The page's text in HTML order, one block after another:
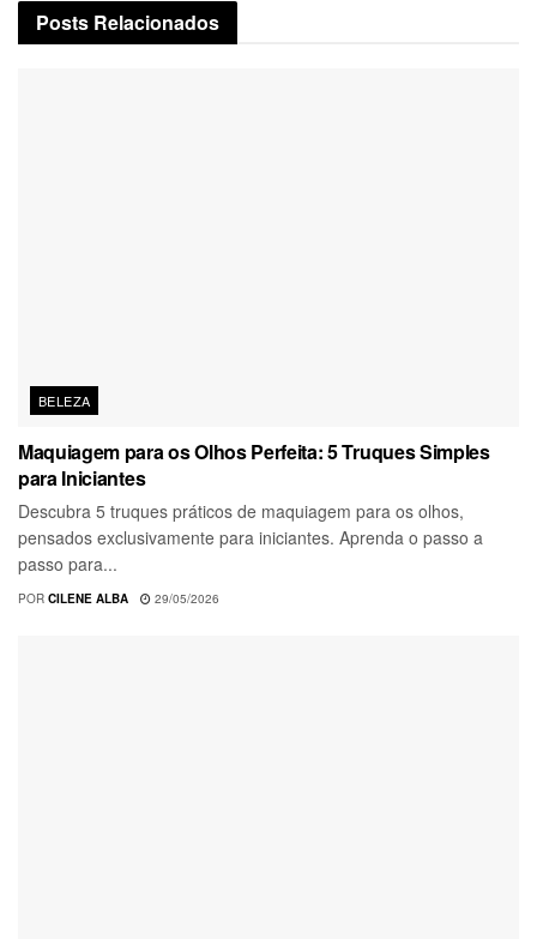
Posts Relacionados
BELEZA
Maquiagem para os Olhos Perfeita: 5 Truques Simples
para Iniciantes
Descubra 5 truques práticos de maquiagem para os olhos,
pensados exclusivamente para iniciantes. Aprenda o passo a
passo para...
POR CILENE ALBA 29/05/2026